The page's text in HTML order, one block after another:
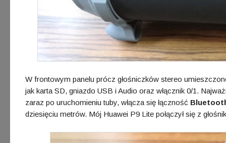
W frontowym panelu prócz głośniczków stereo
jak karta SD, gniazdo USB i Audio oraz włącznik 0/1.
zaraz po uruchomieniu tuby, włącza się łączność
dziesięciu metrów. Mój Huawei P9 Lite połączył się z